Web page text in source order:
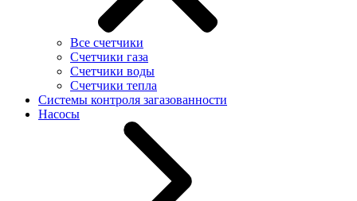
Все счетчики
Счетчики газа
Счетчики воды
Счетчики тепла
Системы контроля загазованности
Насосы